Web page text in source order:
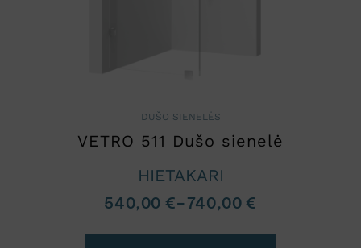
DUŠO SIENELĖS
VETRO 511 Dušo sienelė
HIETAKARI
540,00 €–740,00 €